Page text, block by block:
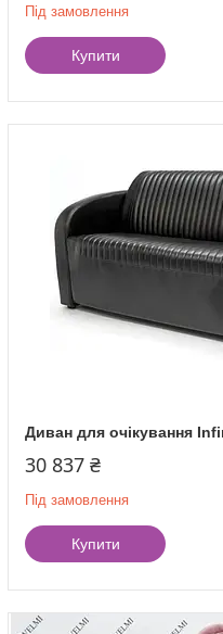
Під замовлення
Купити
Диван для очікування
30 837 ₴
Під замовлення
Купити